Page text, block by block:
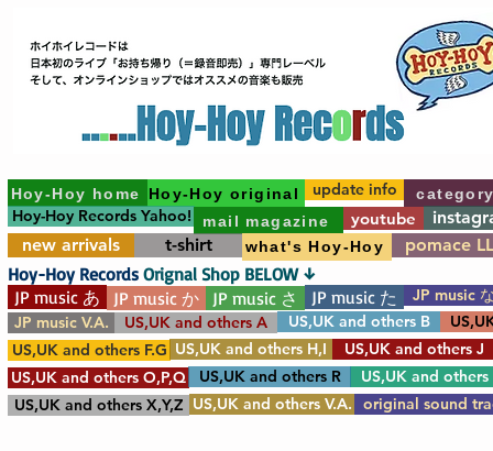
Hoy-Hoy home Hoy-Hoy original
Hoy-Hoy Records Yahoo! mail magazine youtube
new arrivals
t-shirt what's Hoy-Hoy pomace
update info
JP music あ JP music か JP music さ JP music た
JP music
JP music V.A.
US,UK and others A US,UK and others B
US,UK and others F.G US,UK and others H,I
US,UK and others J
US,UK and others O,P,Q
US,UK and others
US,UK and others R
US,UK and others X,Y,Z US,UK and others V.A. original sound
Hoy-Hoy Records Orignal Shop BELOW ↓